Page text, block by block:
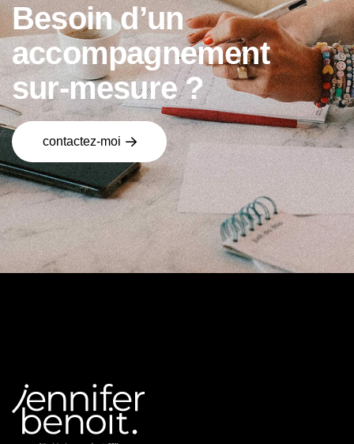
Besoin d’un
accompagnement
sur-mesure ?
contactez-moi